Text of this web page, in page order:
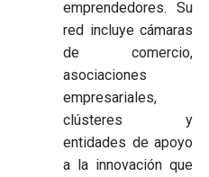
emprendedores. Su
red incluye cámaras
de comercio,
asociaciones
empresariales,
clústeres y
entidades de apoyo
a la innovación que